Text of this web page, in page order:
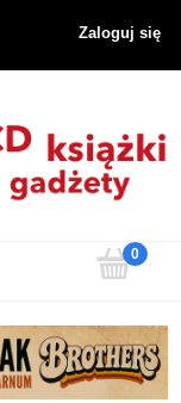
Zaloguj się